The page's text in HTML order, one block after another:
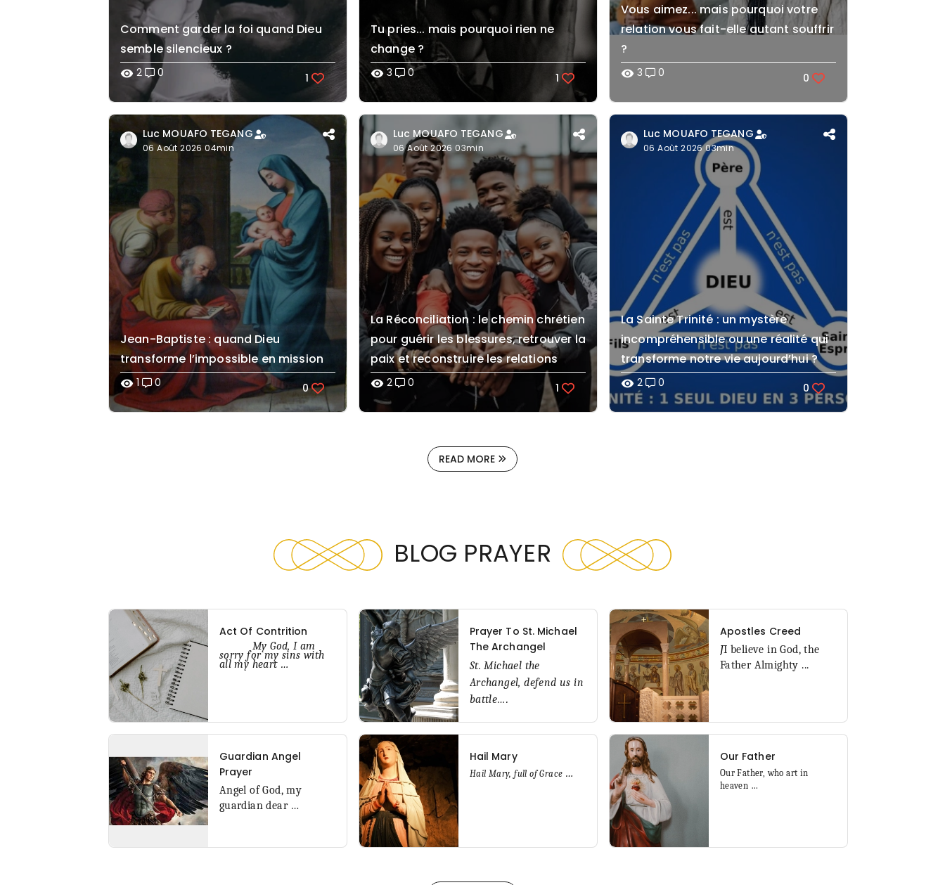
Comment garder la foi quand Dieu
semble silencieux ?
visibility 2 0 1
Tu pries... mais pourquoi rien ne
change ?
visibility3 0 1
Vous aimez... mais pourquoi votre
relation vous fait-elle autant souffrir
?
visibility 3 0 0
Luc MOUAFO TEGANG
06 Août 2026 04min
Jean-Baptiste : quand Dieu
transforme l’impossible en mission
visibility1 0 0
Luc MOUAFO TEGANG
06 Août 2026 03min
La Réconciliation : le chemin chrétien
pour guérir les blessures, retrouver la
paix et reconstruire les relations
visibility2 0 1
Luc MOUAFO TEGANG
06 Août 2026 03min
La Sainte Trinité : un mystère
incompréhensible ou une réalité qui
transforme notre vie aujourd’hui ?
visibility2 0 0
READ MORE
BLOG PRAYER
Act Of Contrition
My God, I am
sorry for my sins with
all my heart …
Prayer To St. Michael
The Archangel
St. Michael the
Archangel,defend us in
battle….
Apostles Creed
JI believe in God, the
Father Almighty ...
Guardian Angel
Prayer
Angel of God,my
guardian dear …
Hail Mary
Hail Mary, full of Grace …
Our Father
Our Father, who art in
heaven …